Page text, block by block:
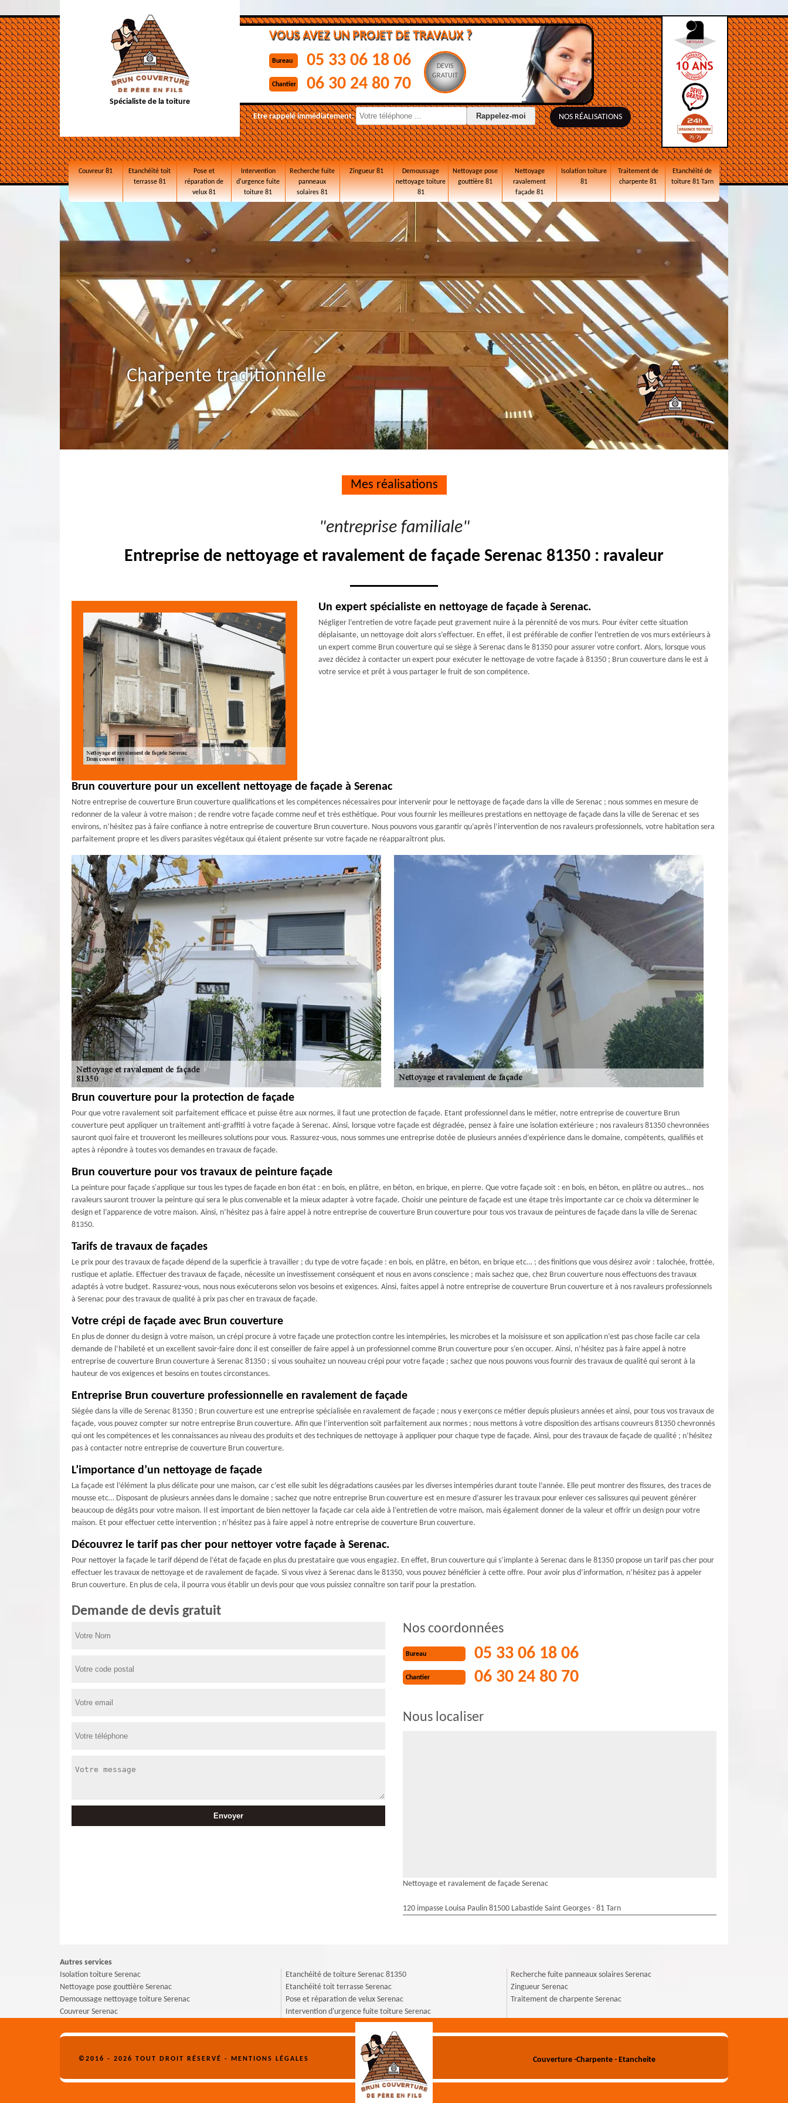
Spécialiste de la toiture
VOUS AVEZ UN PROJET DE TRAVAUX ?
Bureau 05 33 06 18 06
Chantier 06 30 24 80 70
DEVIS
GRATUIT
Etre rappelé immédiatement: NOS RÉALISATIONS
Couvreur 81
Etanchéité toit
terrasse 81
Pose et
réparation de
velux 81
Intervention
d'urgence fuite
toiture 81
Recherche fuite
panneaux
solaires 81
Zingueur 81
Demoussage
nettoyage toiture
81
Nettoyage pose
gouttière 81
Nettoyage
ravalement
façade 81
Isolation toiture
81
Traitement de
charpente 81
Etanchéité de
toiture 81 Tarn
Charpente traditionnelle
Mes réalisations
"entreprise familiale"
Entreprise de nettoyage et ravalement de façade Serenac 81350 : ravaleur
Un expert spécialiste en nettoyage de façade à Serenac.
Négliger l’entretien de votre façade peut gravement nuire à la pérennité de vos murs. Pour éviter cette situation
déplaisante, un nettoyage doit alors s’effectuer. En effet, il est préférable de confier l’entretien de vos murs extérieurs à
un expert comme Brun couverture qui se siège à Serenac dans le 81350 pour assurer votre confort. Alors, lorsque vous
avez décidez à contacter un expert pour exécuter le nettoyage de votre façade à 81350 ; Brun couverture dans le est à
votre service et prêt à vous partager le fruit de son compétence.
Brun couverture pour un excellent nettoyage de façade à Serenac
Notre entreprise de couverture Brun couverture qualifications et les compétences nécessaires pour intervenir pour le nettoyage de façade dans la ville de Serenac ; nous sommes en mesure de
redonner de la valeur à votre maison ; de rendre votre façade comme neuf et très esthétique. Pour vous fournir les meilleures prestations en nettoyage de façade dans la ville de Serenac et ses
environs, n’hésitez pas à faire confiance à notre entreprise de couverture Brun couverture. Nous pouvons vous garantir qu’après l’intervention de nos ravaleurs professionnels, votre habitation sera
parfaitement propre et les divers parasites végétaux qui étaient présente sur votre façade ne réapparaîtront plus.
Brun couverture pour la protection de façade
Pour que votre ravalement soit parfaitement efficace et puisse être aux normes, il faut une protection de façade. Etant professionnel dans le métier, notre entreprise de couverture Brun
couverture peut appliquer un traitement anti-graffiti à votre façade à Serenac. Ainsi, lorsque votre façade est dégradée, pensez à faire une isolation extérieure ; nos ravaleurs 81350 chevronnées
sauront quoi faire et trouveront les meilleures solutions pour vous. Rassurez-vous, nous sommes une entreprise dotée de plusieurs années d’expérience dans le domaine, compétents, qualifiés et
aptes à répondre à toutes vos demandes en travaux de façade.
Brun couverture pour vos travaux de peinture façade
La peinture pour façade s'applique sur tous les types de façade en bon état : en bois, en plâtre, en béton, en brique, en pierre. Que votre façade soit : en bois, en béton, en plâtre ou autres… nos
ravaleurs sauront trouver la peinture qui sera le plus convenable et la mieux adapter à votre façade. Choisir une peinture de façade est une étape très importante car ce choix va déterminer le
design et l’apparence de votre maison. Ainsi, n’hésitez pas à faire appel à notre entreprise de couverture Brun couverture pour tous vos travaux de peintures de façade dans la ville de Serenac
81350.
Tarifs de travaux de façades
Le prix pour des travaux de façade dépend de la superficie à travailler ; du type de votre façade : en bois, en plâtre, en béton, en brique etc… ; des finitions que vous désirez avoir : talochée, frottée,
rustique et aplatie. Effectuer des travaux de façade, nécessite un investissement conséquent et nous en avons conscience ; mais sachez que, chez Brun couverture nous effectuons des travaux
adaptés à votre budget. Rassurez-vous, nous nous exécuterons selon vos besoins et exigences. Ainsi, faites appel à notre entreprise de couverture Brun couverture et à nos ravaleurs professionnels
à Serenac pour des travaux de qualité à prix pas cher en travaux de façade.
Votre crépi de façade avec Brun couverture
En plus de donner du design à votre maison, un crépi procure à votre façade une protection contre les intempéries, les microbes et la moisissure et son application n’est pas chose facile car cela
demande de l’habileté et un excellent savoir-faire donc il est conseiller de faire appel à un professionnel comme Brun couverture pour s’en occuper. Ainsi, n’hésitez pas à faire appel à notre
entreprise de couverture Brun couverture à Serenac 81350 ; si vous souhaitez un nouveau crépi pour votre façade ; sachez que nous pouvons vous fournir des travaux de qualité qui seront à la
hauteur de vos exigences et besoins en toutes circonstances.
Entreprise Brun couverture professionnelle en ravalement de façade
Siégée dans la ville de Serenac 81350 ; Brun couverture est une entreprise spécialisée en ravalement de façade ; nous y exerçons ce métier depuis plusieurs années et ainsi, pour tous vos travaux de
façade, vous pouvez compter sur notre entreprise Brun couverture. Afin que l’intervention soit parfaitement aux normes ; nous mettons à votre disposition des artisans couvreurs 81350 chevronnés
qui ont les compétences et les connaissances au niveau des produits et des techniques de nettoyage à appliquer pour chaque type de façade. Ainsi, pour des travaux de façade de qualité ; n’hésitez
pas à contacter notre entreprise de couverture Brun couverture.
L’importance d’un nettoyage de façade
La façade est l’élément la plus délicate pour une maison, car c’est elle subit les dégradations causées par les diverses intempéries durant toute l’année. Elle peut montrer des fissures, des traces de
mousse etc… Disposant de plusieurs années dans le domaine ; sachez que notre entreprise Brun couverture est en mesure d’assurer les travaux pour enlever ces salissures qui peuvent générer
beaucoup de dégâts pour votre maison. Il est important de bien nettoyer la façade car cela aide à l’entretien de votre maison, mais également donner de la valeur et offrir un design pour votre
maison. Et pour effectuer cette intervention ; n’hésitez pas à faire appel à notre entreprise de couverture Brun couverture.
Découvrez le tarif pas cher pour nettoyer votre façade à Serenac.
Pour nettoyer la façade le tarif dépend de l’état de façade en plus du prestataire que vous engagiez. En effet, Brun couverture qui s’implante à Serenac dans le 81350 propose un tarif pas cher pour
effectuer les travaux de nettoyage et de ravalement de façade. Si vous vivez à Serenac dans le 81350, vous pouvez bénéficier à cette offre. Pour avoir plus d’information, n’hésitez pas à appeler
Brun couverture. En plus de cela, il pourra vous établir un devis pour que vous puissiez connaître son tarif pour la prestation.
Demande de devis gratuit
Nos coordonnées
Bureau 05 33 06 18 06
Chantier 06 30 24 80 70
Nous localiser
Nettoyage et ravalement de façade Serenac
120 impasse Louisa Paulin 81500 Labastide Saint Georges - 81 Tarn
Autres services
Isolation toiture Serenac
Nettoyage pose gouttière Serenac
Demoussage nettoyage toiture Serenac
Couvreur Serenac
Etanchéité de toiture Serenac 81350
Etanchéité toit terrasse Serenac
Pose et réparation de velux Serenac
Intervention d'urgence fuite toiture Serenac
Recherche fuite panneaux solaires Serenac
Zingueur Serenac
Traitement de charpente Serenac
©2016 - 2026 TOUT DROIT RÉSERVÉ - MENTIONS LÉGALES Couverture -Charpente - Etancheite